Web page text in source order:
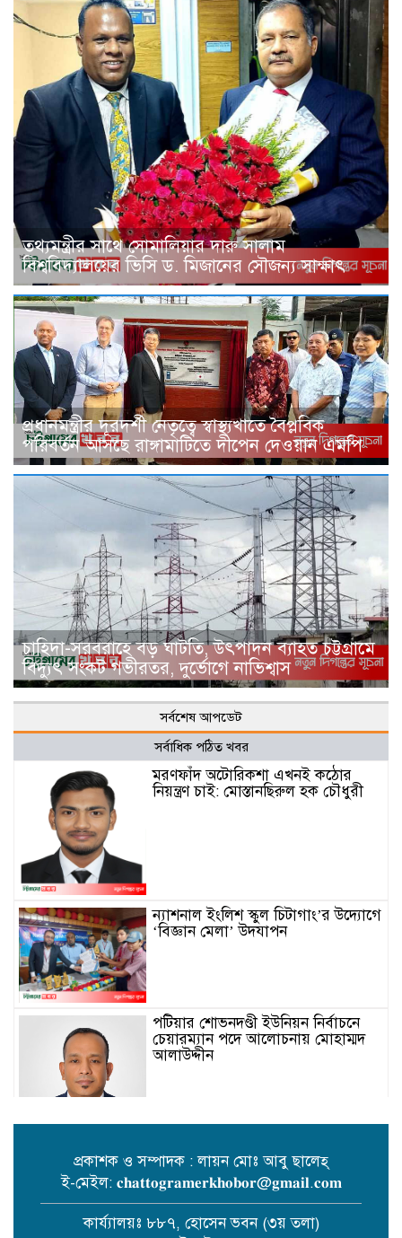
তথ্যমন্ত্রীর সাথে সোমালিয়ার দারু সালাম
বিশ্ববিদ্যালয়ের ভিসি ড. মিজানের সৌজন্য সাক্ষাৎ
প্রধানমন্ত্রীর দূরদর্শী নেতৃত্বে স্বাস্থ্যখাতে বৈপ্লবিক
পরিবর্তন আসছে রাঙ্গামাটিতে দীপেন দেওয়ান এমপি
চাহিদা-সরবরাহে বড় ঘাটতি, উৎপাদন ব্যাহত চট্টগ্রামে
বিদ্যুৎ সংকট গভীরতর, দুর্ভোগে নাভিশ্বাস
সর্বশেষ আপডেট
সর্বাধিক পঠিত খবর
মরণফাঁদ অটোরিকশা এখনই কঠোর
নিয়ন্ত্রণ চাই: মোস্তানছিরুল হক চৌধুরী
ন্যাশনাল ইংলিশ স্কুল চিটাগাং’র উদ্যোগে
‘বিজ্ঞান মেলা’ উদযাপন
পটিয়ার শোভনদণ্ডী ইউনিয়ন নির্বাচনে
চেয়ারম্যান পদে আলোচনায় মোহাম্মদ
আলাউদ্দীন
ফটিকছড়ি জনকল্যাণ পরিষদের
সংবর্ধনায় চৌধুরী খালিদ বিন সরোয়ার।
প্রকাশক ও সম্পাদক : লায়ন মোঃ আবু ছালেহ্
ই-মেইল: 𝐜𝐡𝐚𝐭𝐭𝐨𝐠𝐫𝐚𝐦𝐞𝐫𝐤𝐡𝐨𝐛𝐨𝐫@𝐠𝐦𝐚𝐢𝐥.𝐜𝐨𝐦
কার্য্যালয়ঃ ৮৮৭, হোসেন ভবন (৩য় তলা)